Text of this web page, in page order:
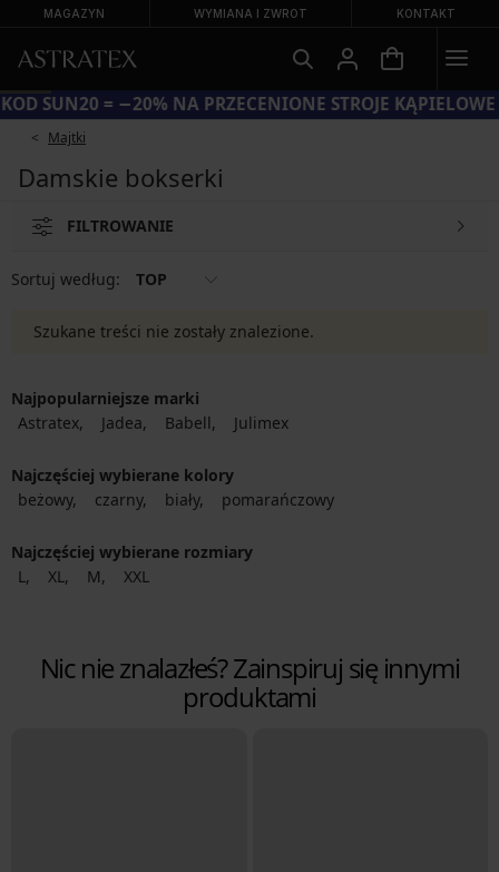
MAGAZYN WYMIANA I ZWROT KONTAKT
KOD SUN20 = −20% NA PRZECENIONE STROJE KĄPIELOWE
Majtki
Damskie bokserki
FILTROWANIE
Sortuj według: TOP
Szukane treści nie zostały znalezione.
Najpopularniejsze marki
Astratex
Jadea Babell Julimex
Najczęściej wybierane kolory
beżowy
czarny biały pomarańczowy
Najczęściej wybierane rozmiary
L
XL M XXL
Nic nie znalazłeś? Zainspiruj się innymi
produktami